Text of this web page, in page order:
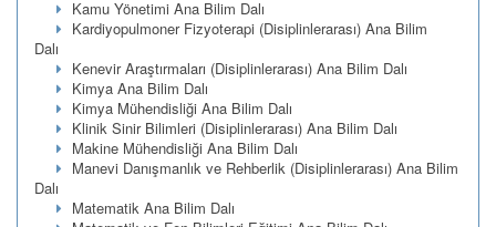
Kamu Yönetimi Ana Bilim Dalı
Kardiyopulmoner Fizyoterapi (Disiplinlerarası) Ana Bilim
Dalı
Kenevir Araştırmaları (Disiplinlerarası) Ana Bilim Dalı
Kimya Ana Bilim Dalı
Kimya Mühendisliği Ana Bilim Dalı
Klinik Sinir Bilimleri (Disiplinlerarası) Ana Bilim Dalı
Makine Mühendisliği Ana Bilim Dalı
Manevi Danışmanlık ve Rehberlik (Disiplinlerarası) Ana Bilim
Dalı
Matematik Ana Bilim Dalı